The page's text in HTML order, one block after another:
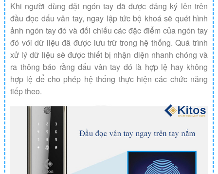
Khi người dùng đặt ngón tay đã được đăng ký lên trên
đầu đọc dấu vân tay, ngay lập tức bộ khoá sẽ quét hình
ảnh ngón tay đó và đối chiếu các đặc điểm của ngón tay
đó với dữ liệu đã được lưu trữ trong hệ thống. Quá trình
xử lý dữ liệu sẽ được thiết bị nhận diện nhanh chóng và
ra thông báo rằng dấu vân tay đó là hợp lệ hay không
hợp lệ để cho phép hệ thống thực hiện các chức năng
tiếp theo.